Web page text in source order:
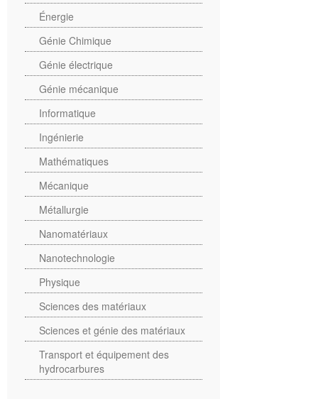
Énergie
Génie Chimique
Génie électrique
Génie mécanique
Informatique
Ingénierie
Mathématiques
Mécanique
Métallurgie
Nanomatériaux
Nanotechnologie
Physique
Sciences des matériaux
Sciences et génie des matériaux
Transport et équipement des
hydrocarbures